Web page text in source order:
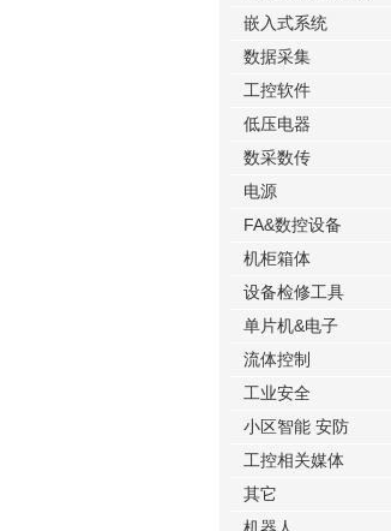
嵌入式系统
数据采集
工控软件
低压电器
数采数传
电源
FA&数控设备
机柜箱体
设备检修工具
单片机&电子
流体控制
工业安全
小区智能 安防
工控相关媒体
其它